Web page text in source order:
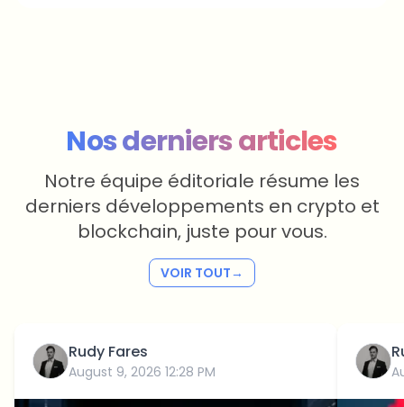
Nos derniers articles
Notre équipe éditoriale résume les
derniers développements en crypto et
blockchain, juste pour vous.
VOIR TOUT→
Rudy Fares
August 9, 2026 12:28 PM